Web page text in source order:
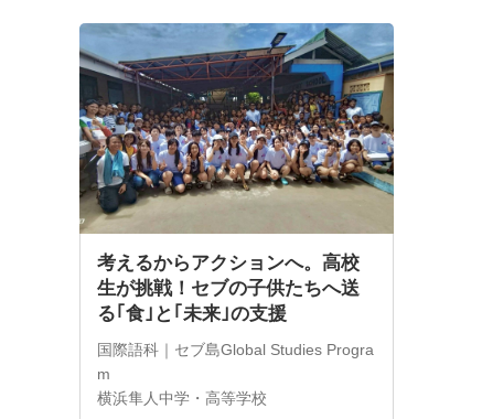
考えるからアクションへ。高校
生が挑戦！セブの子供たちへ送
る｢食｣と｢未来｣の支援
国際語科｜セブ島Global Studies Progra
m
横浜隼人中学・高等学校